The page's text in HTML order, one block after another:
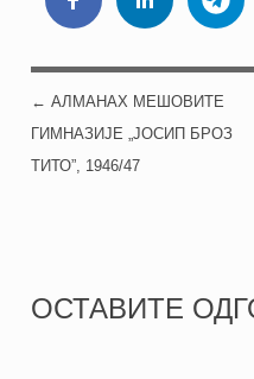
POST
← АЛМАНАХ МЕШОВИТЕ
ГИМНАЗИЈЕ „ЈОСИП БРОЗ
ТИТО”, 1946/47
ОСТАВИТЕ